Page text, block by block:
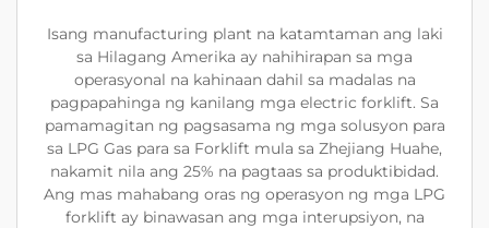
Isang manufacturing plant na katamtaman ang laki
sa Hilagang Amerika ay nahihirapan sa mga
operasyonal na kahinaan dahil sa madalas na
pagpapahinga ng kanilang mga electric forklift. Sa
pamamagitan ng pagsasama ng mga solusyon para
sa LPG Gas para sa Forklift mula sa Zhejiang Huahe,
nakamit nila ang 25% na pagtaas sa produktibidad.
Ang mas mahabang oras ng operasyon ng mga LPG
forklift ay binawasan ang mga interupsiyon, na